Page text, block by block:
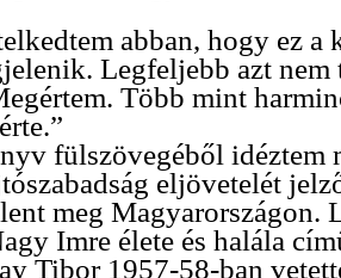
abban, hogy ez
Legfeljebb azt nem
Több mint
fülszövegéből idéztem
eljövetelét
meg Magyarországon.
Imre élete és halála
Tibor 1957-58-ban